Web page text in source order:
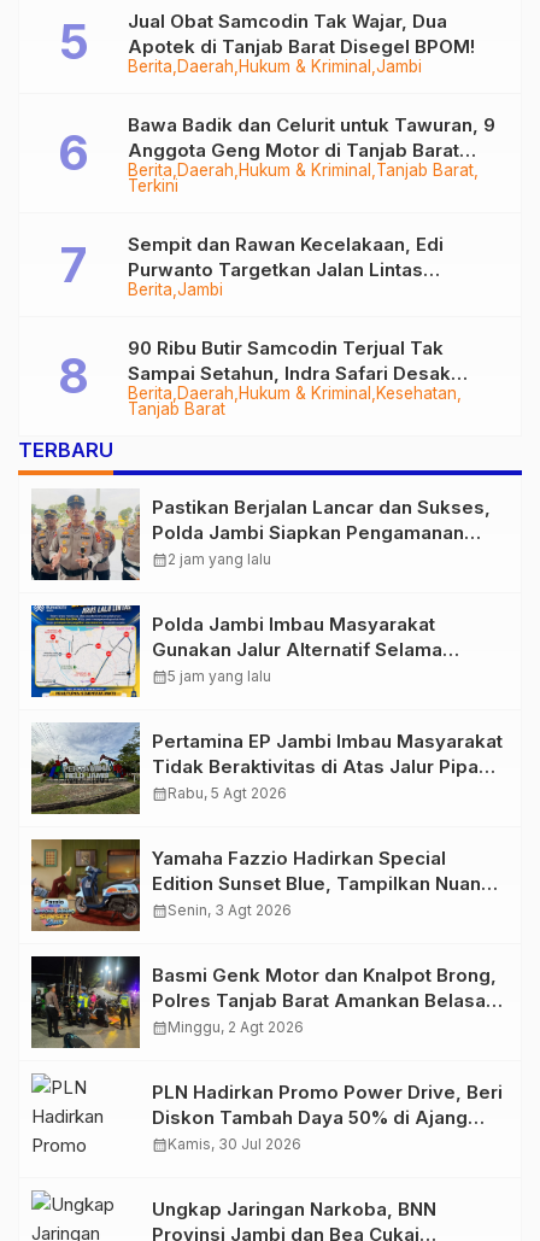
Berita Daerah Hukum & Kriminal Jambi
Jual Obat Samcodin Tak Wajar, Dua
Apotek di Tanjab Barat Disegel BPOM!
Berita Daerah Hukum & Kriminal Tanjab Barat
Terkini
Bawa Badik dan Celurit untuk Tawuran, 9
Anggota Geng Motor di Tanjab Barat
Diringkus
Berita Jambi
Sempit dan Rawan Kecelakaan, Edi
Purwanto Targetkan Jalan Lintas
Tungkal-Jambi Mulus di 2028
Berita Daerah Hukum & Kriminal
Kesehatan
Tanjab Barat
90 Ribu Butir Samcodin Terjual Tak
Sampai Setahun, Indra Safari Desak
Audit Menyeluruh
TERBARU
Pastikan Berjalan Lancar dan Sukses,
Polda Jambi Siapkan Pengamanan
Berlapis untuk 8.750 Pelari, 1.848
calendar_month2 jam yang lalu
Polda Jambi Imbau Masyarakat
Gunakan Jalur Alternatif Selama
Pelaksanaan Presisi Merdeka Run
calendar_month5 jam yang lalu
Pertamina EP Jambi Imbau Masyarakat
Tidak Beraktivitas di Atas Jalur Pipa
Migas Demi Keselamatan Bersama
calendar_monthRabu, 5 Agt 2026
Yamaha Fazzio Hadirkan Special
Edition Sunset Blue, Tampilkan Nuansa
Retro Summer yang Semakin Skena
calendar_monthSenin, 3 Agt 2026
Basmi Genk Motor dan Knalpot Brong,
Polres Tanjab Barat Amankan Belasan
Kendaraan
calendar_monthMinggu, 2 Agt 2026
PLN Hadirkan Promo Power Drive, Beri
Diskon Tambah Daya 50% di Ajang
GIIAS 2026
calendar_monthKamis, 30 Jul 2026
Ungkap Jaringan Narkoba, BNN
Provinsi Jambi dan Bea Cukai